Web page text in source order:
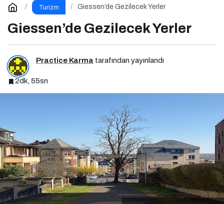
Turizm Giessen’de Gezilecek Yerler
Giessen’de Gezilecek Yerler
Practice Karma tarafından yayınlandı
2dk, 55sn